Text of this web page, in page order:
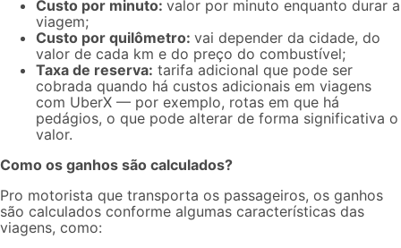
Custo por minuto: valor por minuto enquanto durar a
viagem;
Custo por quilômetro: vai depender da cidade, do
valor de cada km e do preço do combustível;
Taxa de reserva: tarifa adicional que pode ser
cobrada quando há custos adicionais em viagens
com UberX — por exemplo, rotas em que há
pedágios, o que pode alterar de forma significativa o
valor.
Como os ganhos são calculados?
Pro motorista que transporta os passageiros, os ganhos
são calculados conforme algumas características das
viagens, como: